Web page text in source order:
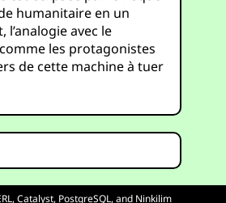
humanitaire en un
avec le
les protagonistes
de cette machine à tuer
,Catalyst, PostgreSQL, and Ninkilim